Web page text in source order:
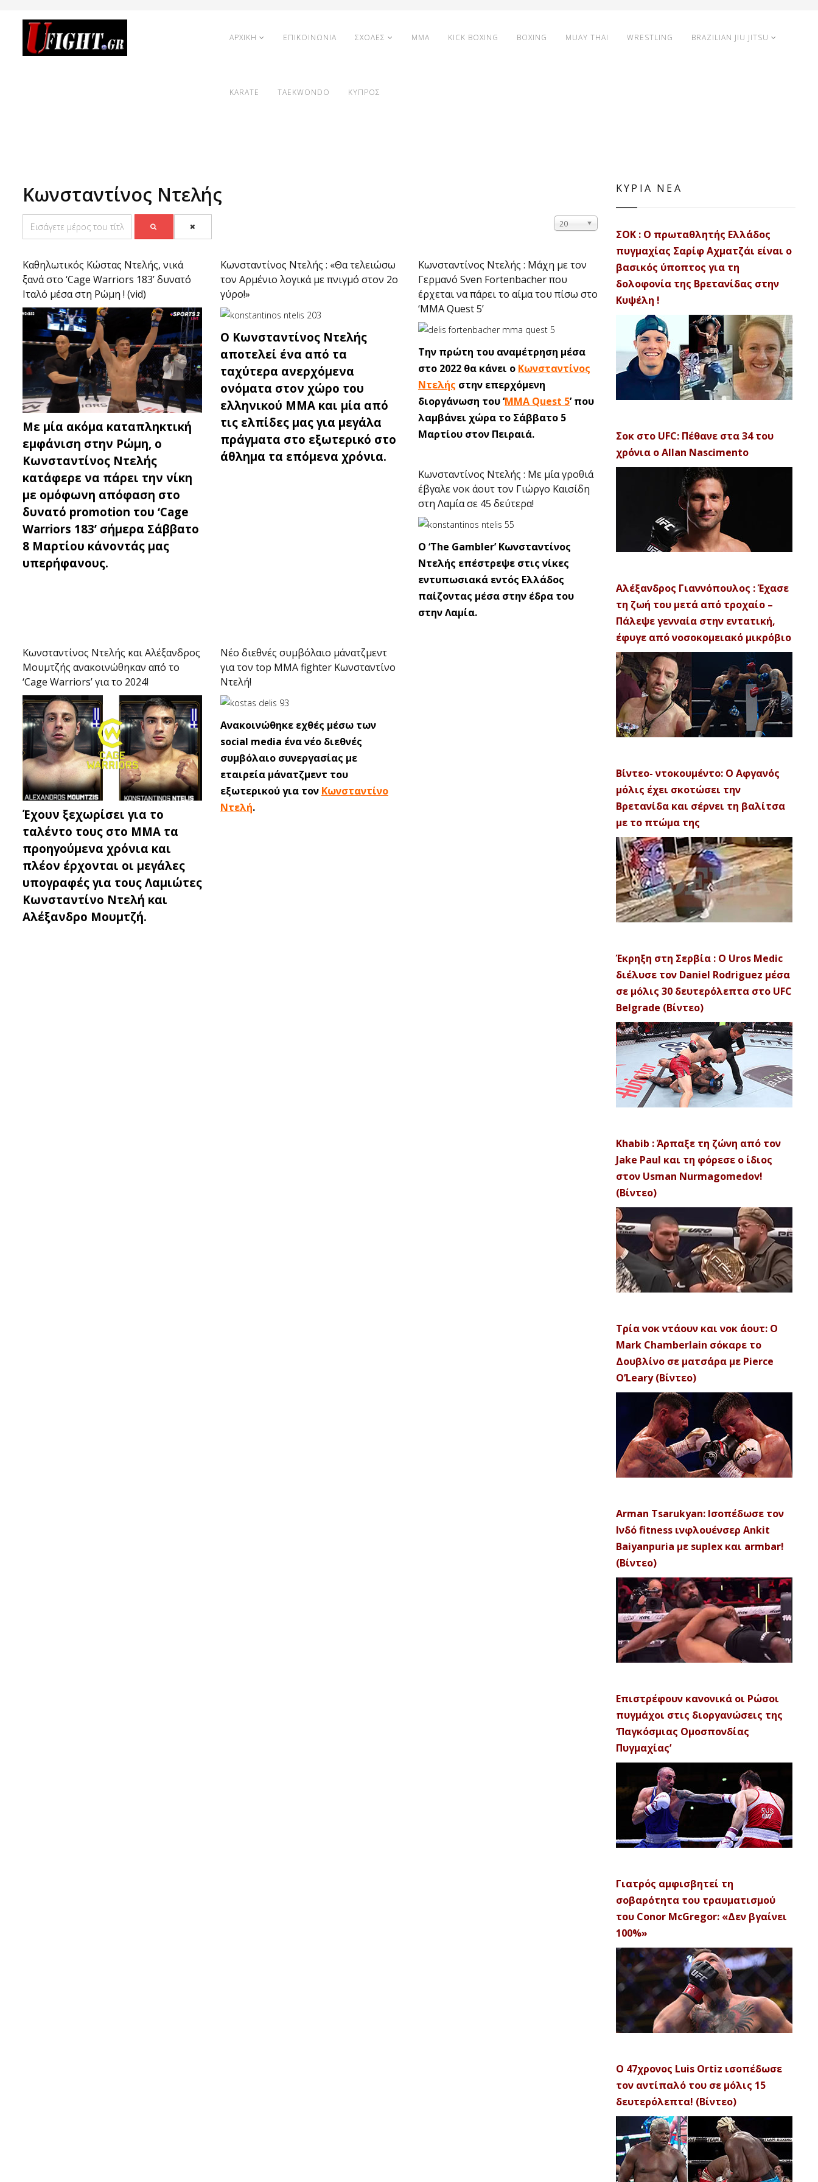
ΑΡΧΙΚΗ ΕΠΙΚΟΙΝΩΝΙΑ ΣΧΟΛΕΣ MMA KICK BOXING BOXING MUAY THAI WRESTLING BRAZILIAN JIU JITSU
KARATE TAEKWONDO ΚΥΠΡΟΣ
Κωνσταντίνος Ντελής
20
Καθηλωτικός Κώστας Ντελής, νικά
ξανά στο ‘Cage Warriors 183’ δυνατό
Ιταλό μέσα στη Ρώμη ! (vid)
Με μία ακόμα καταπληκτική
εμφάνιση στην Ρώμη, ο
Κωνσταντίνος Ντελής
κατάφερε να πάρει την νίκη
με ομόφωνη απόφαση στο
δυνατό promotion του ‘Cage
Warriors 183’ σήμερα Σάββατο
8 Μαρτίου κάνοντάς μας
υπερήφανους.
Κωνσταντίνος Ντελής : «Θα τελειώσω
τον Αρμένιο λογικά με πνιγμό στον 2ο
γύρο!»
Ο Κωνσταντίνος Ντελής
αποτελεί ένα από τα
ταχύτερα ανερχόμενα
ονόματα στον χώρο του
ελληνικού ΜΜΑ και μία από
τις ελπίδες μας για μεγάλα
πράγματα στο εξωτερικό στο
άθλημα τα επόμενα χρόνια.
Κωνσταντίνος Ντελής : Μάχη με τον
Γερμανό Sven Fortenbacher που
έρχεται να πάρει το αίμα του πίσω στο
‘MMA Quest 5’
Την πρώτη του αναμέτρηση μέσα
στο 2022 θα κάνει ο Κωνσταντίνος
Ντελής στην επερχόμενη
διοργάνωση του ‘MMA Quest 5’ που
λαμβάνει χώρα το Σάββατο 5
Μαρτίου στον Πειραιά.
Κωνσταντίνος Ντελής : Με μία γροθιά
έβγαλε νοκ άουτ τον Γιώργο Καισίδη
στη Λαμία σε 45 δεύτερα!
O ‘The Gambler’ Κωνσταντίνος
Ντελής επέστρεψε στις νίκες
εντυπωσιακά εντός Ελλάδος
παίζοντας μέσα στην έδρα του
στην Λαμία.
Κωνσταντίνος Ντελής και Αλέξανδρος
Μουμτζής ανακοινώθηκαν από το
‘Cage Warriors’ για το 2024!
Έχουν ξεχωρίσει για το
ταλέντο τους στο ΜΜΑ τα
προηγούμενα χρόνια και
πλέον έρχονται οι μεγάλες
υπογραφές για τους Λαμιώτες
Κωνσταντίνο Ντελή και
Αλέξανδρο Μουμτζή.
Νέο διεθνές συμβόλαιο μάνατζμεντ
για τον top MMA fighter Κωνσταντίνο
Ντελή!
Ανακοινώθηκε εχθές μέσω των
social media ένα νέο διεθνές
συμβόλαιο συνεργασίας με
εταιρεία μάνατζμεντ του
εξωτερικού για τον Κωνσταντίνο
Ντελή.
ΚΥΡΙΑ ΝΕΑ
ΣΟΚ : Ο πρωταθλητής Ελλάδος
πυγμαχίας Σαρίφ Αχματζάι είναι ο
βασικός ύποπτος για τη
δολοφονία της Βρετανίδας στην
Κυψέλη !
Σοκ στο UFC: Πέθανε στα 34 του
χρόνια ο Allan Nascimento
Αλέξανδρος Γιαννόπουλος : Έχασε
τη ζωή του μετά από τροχαίο –
Πάλεψε γενναία στην εντατική,
έφυγε από νοσοκομειακό μικρόβιο
Βίντεο- ντοκουμέντο: Ο Αφγανός
μόλις έχει σκοτώσει την
Βρετανίδα και σέρνει τη βαλίτσα
με το πτώμα της
Έκρηξη στη Σερβία : Ο Uros Medic
διέλυσε τον Daniel Rodriguez μέσα
σε μόλις 30 δευτερόλεπτα στο UFC
Belgrade (Βίντεο)
Khabib : Άρπαξε τη ζώνη από τον
Jake Paul και τη φόρεσε ο ίδιος
στον Usman Nurmagomedov!
(Βίντεο)
Τρία νοκ ντάουν και νοκ άουτ: Ο
Mark Chamberlain σόκαρε το
Δουβλίνο σε ματσάρα με Pierce
O’Leary (Βίντεο)
Arman Tsarukyan: Ισοπέδωσε τον
Ινδό fitness ινφλουένσερ Ankit
Baiyanpuria με suplex και armbar!
(Βίντεο)
Επιστρέφουν κανονικά οι Ρώσοι
πυγμάχοι στις διοργανώσεις της
‘Παγκόσμιας Ομοσπονδίας
Πυγμαχίας’
Γιατρός αμφισβητεί τη
σοβαρότητα του τραυματισμού
του Conor McGregor: «Δεν βγαίνει
100%»
Ο 47χρονος Luis Ortiz ισοπέδωσε
τον αντίπαλό του σε μόλις 15
δευτερόλεπτα! (Βίντεο)